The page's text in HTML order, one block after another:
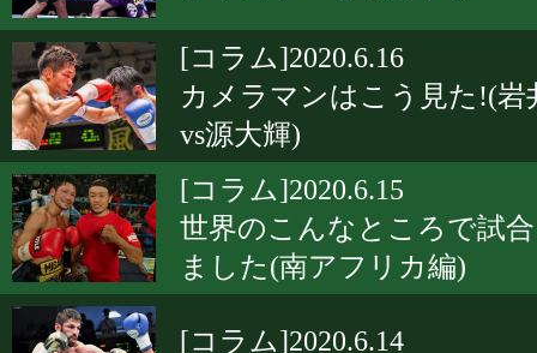
[コラム]2020.6.16
カメラマンはこう見た!(岩
vs源大輝)
[コラム]2020.6.15
世界のこんなところで試
ました(南アフリカ編)
[コラム]2020.6.14